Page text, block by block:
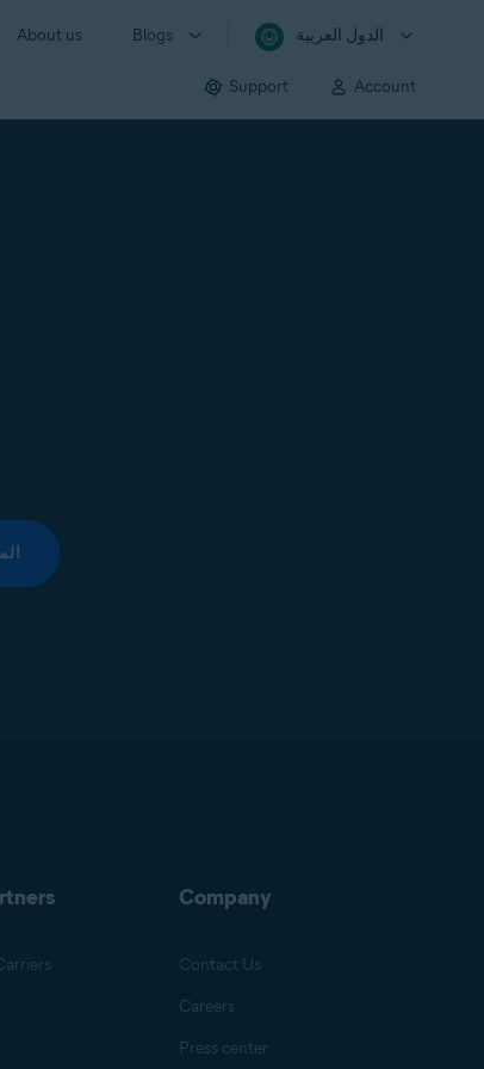
About us Blogs الدول العربية
Support Account
Company
Contact Us
Careers
Press center